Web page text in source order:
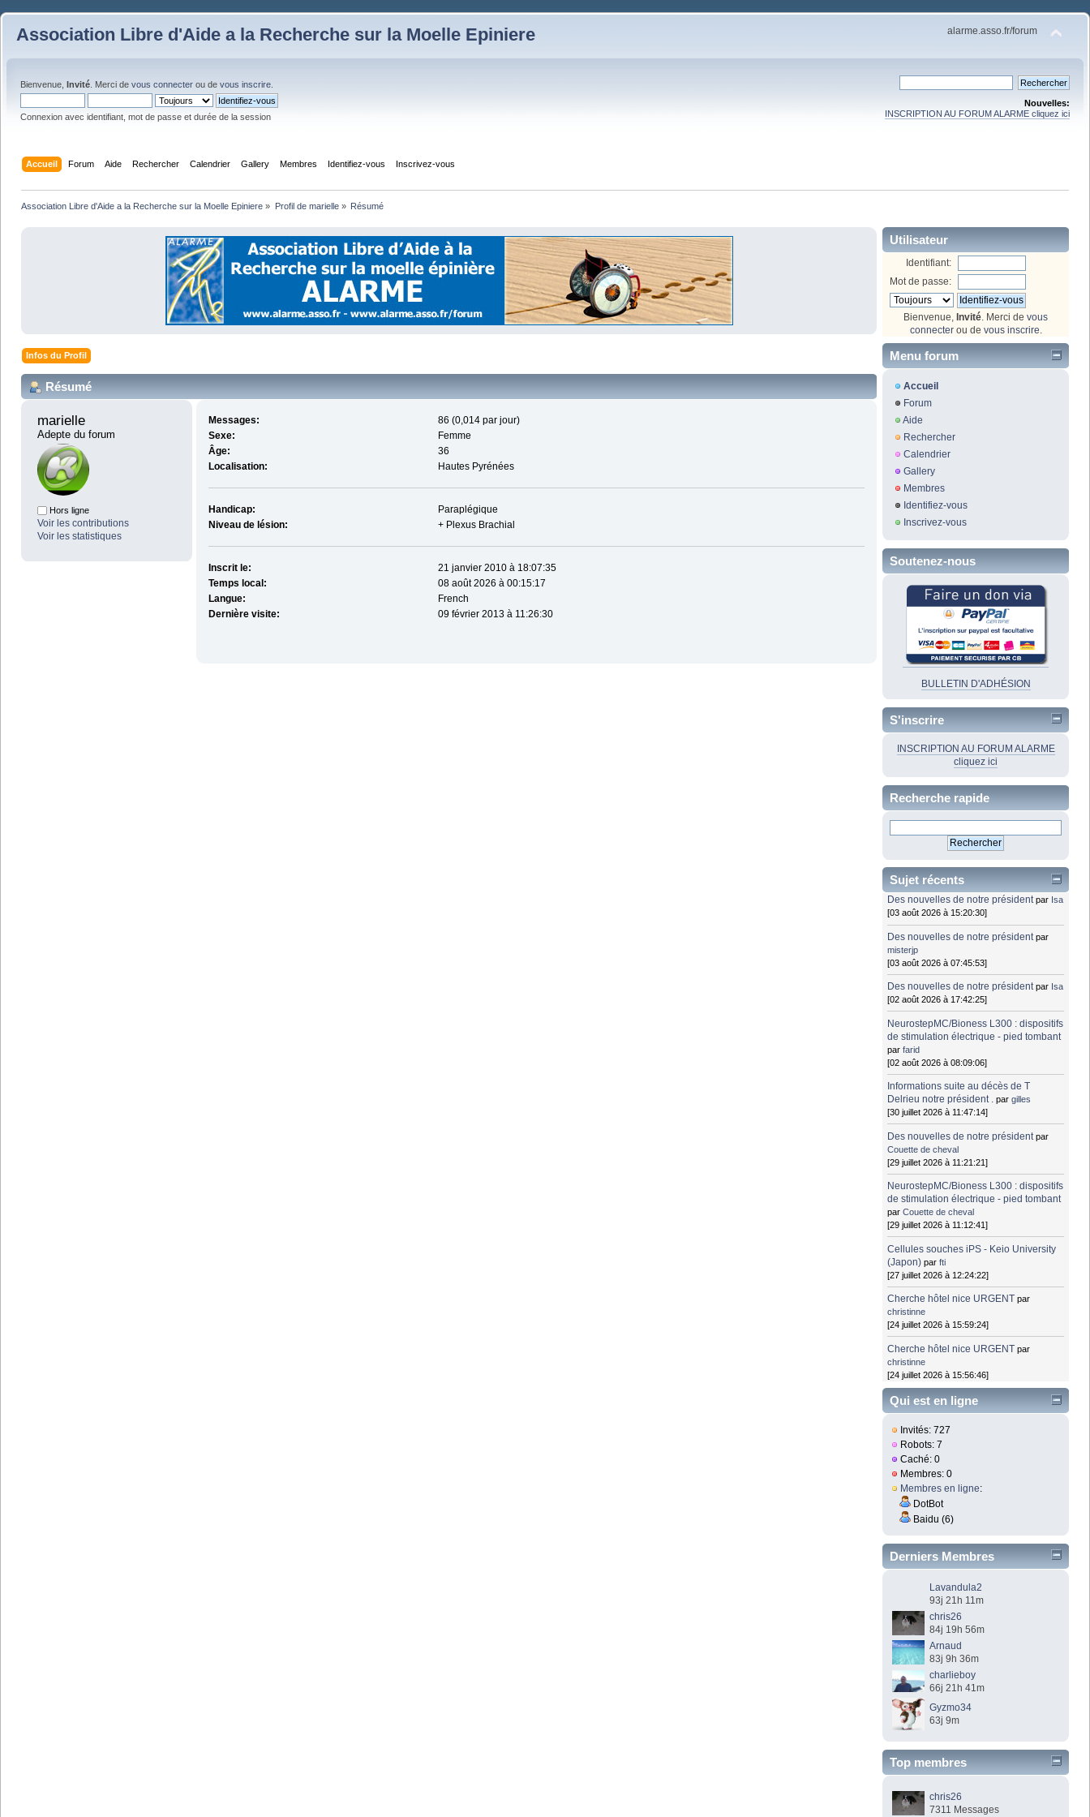
Association Libre d'Aide a la Recherche sur la Moelle Epiniere alarme.asso.fr/forum
Bienvenue, Invité . Merci de vous connecter ou de vous inscrire
Connexion avec identifiant, mot de passe et durée de la session
Nouvelles:
INSCRIPTION AU FORUM ALARME cliquez ici
Accueil Forum Aide Rechercher Calendrier Gallery Membres Identifiez-vous Inscrivez-vous
Association Libre d'Aide a la Recherche sur la Moelle Epiniere » Profil de marielle» Résumé
Infos du Profil
Résumé
marielle
Adepte du forum
Hors ligne
Voir les contributions
Voir les statistiques
Messages:
86 (0,014 par jour)
Sexe:
Femme
Âge:
36
Localisation:
Hautes Pyrénées
Handicap:
Paraplégique
Niveau de lésion:
+ Plexus Brachial
Inscrit le:
21 janvier 2010 à 18:07:35
Temps local:
08 août 2026 à 00:15:17
Langue:
French
Dernière visite:
09 février 2013 à 11:26:30
Utilisateur
Identifiant:
Mot de passe:
Bienvenue, Invité . Merci de vous
connecterou de vous inscrire
Menu forum
Accueil
Forum
Aide
Rechercher
Calendrier
Gallery
Membres
Identifiez-vous
Inscrivez-vous
Soutenez-nous
BULLETIN D'ADHÉSION
S'inscrire
INSCRIPTION AU FORUM ALARME
cliquez ici
Recherche rapide
Sujet récents
Des nouvelles de notre président par Isa
[03 août 2026 à 15:20:30]
Des nouvelles de notre président par
misterjp
[03 août 2026 à 07:45:53]
Des nouvelles de notre président par Isa
[02 août 2026 à 17:42:25]
NeurostepMC/Bioness L300 : dispositifs
de stimulation électrique - pied tombant
parfarid
[02 août 2026 à 08:09:06]
Informations suite au décès de T
Delrieu notre président . pargilles
[30 juillet 2026 à 11:47:14]
Des nouvelles de notre président par
Couette de cheval
[29 juillet 2026 à 11:21:21]
NeurostepMC/Bioness L300 : dispositifs
de stimulation électrique - pied tombant
parCouette de cheval
[29 juillet 2026 à 11:12:41]
Cellules souches iPS - Keio University
(Japon) parfti
[27 juillet 2026 à 12:24:22]
Cherche hôtel nice URGENT par
christinne
[24 juillet 2026 à 15:59:24]
Cherche hôtel nice URGENT par
christinne
[24 juillet 2026 à 15:56:46]
Qui est en ligne
Invités: 727
Robots: 7
Caché: 0
Membres: 0
Membres en ligne:
DotBot
Baidu (6)
Derniers Membres
Lavandula2
93j 21h 11m
chris26
84j 19h 56m
Arnaud
83j 9h 36m
charlieboy
66j 21h 41m
Gyzmo34
63j 9m
Top membres
chris26
7311 Messages